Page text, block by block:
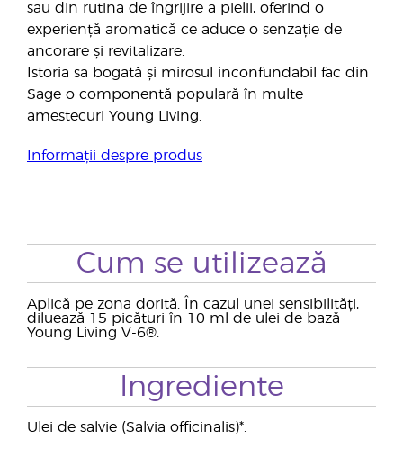
sau din rutina de îngrijire a pielii, oferind o
experiență aromatică ce aduce o senzație de
ancorare și revitalizare.
Istoria sa bogată și mirosul inconfundabil fac din
Sage o componentă populară în multe
amestecuri Young Living.
Informații despre produs
Cum se utilizează
Aplică pe zona dorită. În cazul unei sensibilități,
diluează 15 picături în 10 ml de ulei de bază
Young Living V-6®.
Ingrediente
Ulei de salvie (Salvia officinalis)*.